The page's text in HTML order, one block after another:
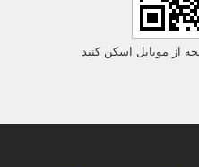
از موبایل اسکن کنید